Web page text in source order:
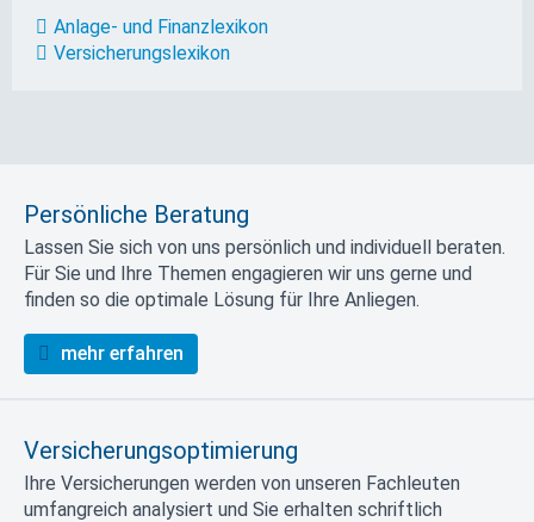
Anlage- und Finanzlexikon
Versicherungslexikon
Persönliche Beratung
Lassen Sie sich von uns persönlich und individuell beraten.
Für Sie und Ihre Themen engagieren wir uns gerne und
finden so die optimale Lösung für Ihre Anliegen.
mehr erfahren
Versicherungsoptimierung
Ihre Versicherungen werden von unseren Fachleuten
umfangreich analysiert und Sie erhalten schriftlich